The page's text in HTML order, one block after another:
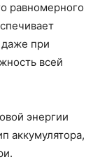
равномерного
при
всей
энергии
аккумулятора,